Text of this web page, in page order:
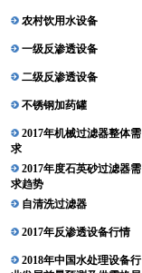
农村饮用水设备
一级反渗透设备
二级反渗透设备
不锈钢加药罐
2017年机械过滤器整体需
求
2017年度石英砂过滤器需
求趋势
自清洗过滤器
2017年反渗透设备行情
2018年中国水处理设备行